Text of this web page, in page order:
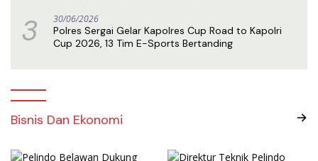
3 30/06/2026
Polres Sergai Gelar Kapolres Cup Road to Kapolri
Cup 2026, 13 Tim E-Sports Bertanding
Bisnis Dan Ekonomi